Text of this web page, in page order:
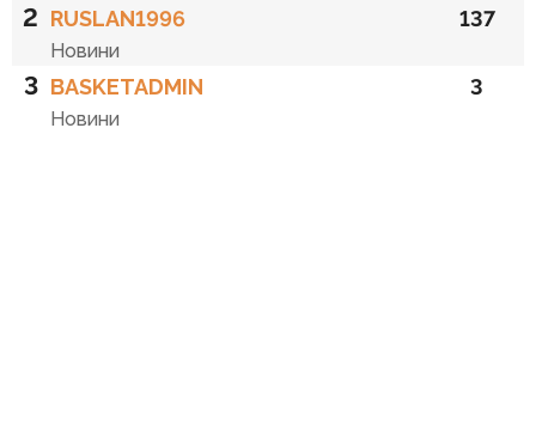
2 RUSLAN1996
Новини
137
3 BASKETADMIN
Новини
3